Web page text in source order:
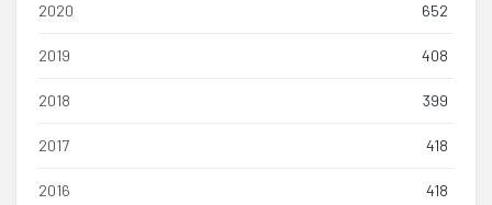
2020 652
2019 408
2018 399
2017 418
2016 418